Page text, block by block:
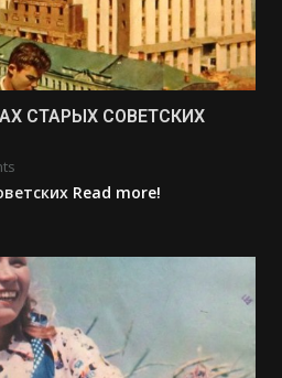
СТАРЫХ СОВЕТСКИХ
Read more!